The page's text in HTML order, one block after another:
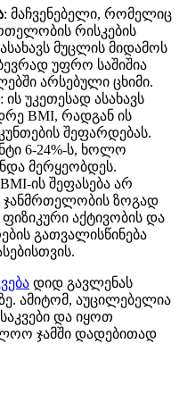
: მაჩვენებელი, რომელიც
რისკების
მუცლის მიდამოს
უფრო საშიშია
არსებული ცხიმი.
: ის უკეთესად ასახავს
BMI, რადგან ის
შეფარდებას.
6-24%-ს, ხოლო
მერყეობდეს.
ის შეფასება არ
ჯანმრთელობის ზოგად
ფიზიკური აქტივობის და
გათვალისწინება
დიდ გავლენას
ამიტომ, აუცილებელია
და იყოთ
ჯამში დადებითად